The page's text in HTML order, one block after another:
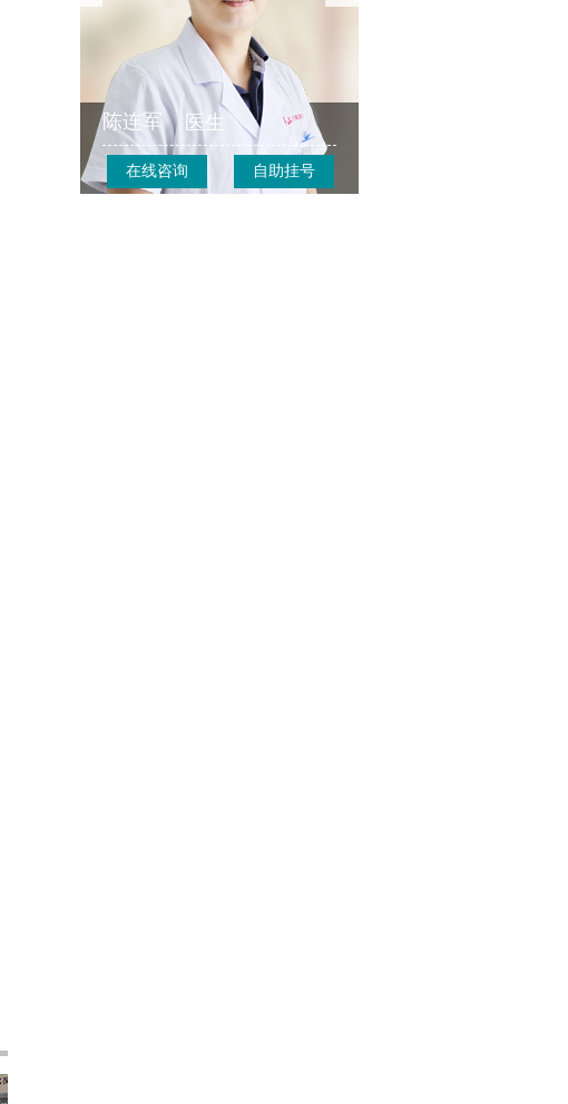
陈连军 医生
在线咨询 自助挂号